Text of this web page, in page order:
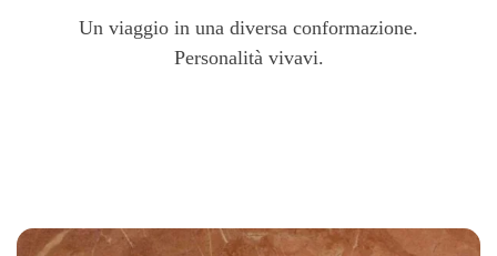
Un viaggio in una diversa conformazione.
Personalità vivavi.